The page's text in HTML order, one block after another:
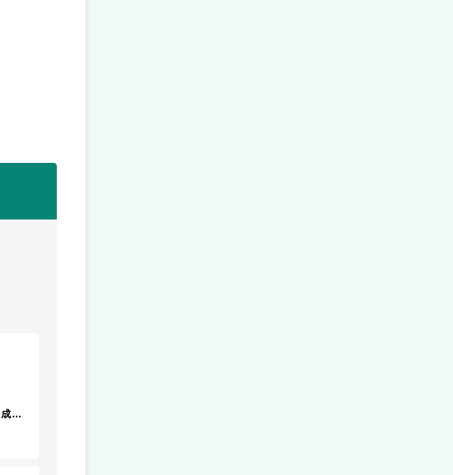
輪読が主になっている。 二年次は、卒論に向けた作成で取り掛かるのも早いと思う。